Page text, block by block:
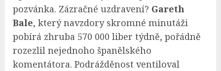
pozvánka. Zázračné uzdravení? Gareth
Bale, který navzdory skromné minutáži
pobírá zhruba 570 000 liber týdně, pořádně
rozezlil nejednoho španělského
komentátora. Podrážděnost ventiloval